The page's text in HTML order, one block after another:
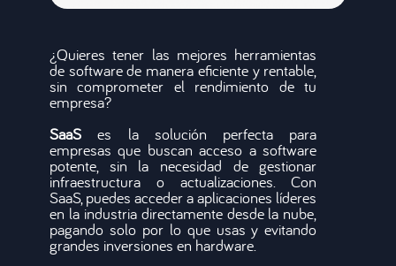
¿Quieres tener las mejores herramientas
de software de manera eficiente y rentable,
sin comprometer el rendimiento de tu
empresa?
SaaS es la solución perfecta para
empresas que buscan acceso a software
potente, sin la necesidad de gestionar
infraestructura o actualizaciones. Con
SaaS, puedes acceder a aplicaciones líderes
en la industria directamente desde la nube,
pagando solo por lo que usas y evitando
grandes inversiones en hardware.